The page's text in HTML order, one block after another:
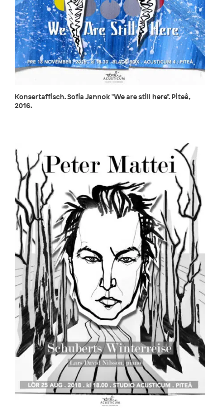
Konsertaffisch. Sofia Jannok "We are still here". Piteå,
2016.